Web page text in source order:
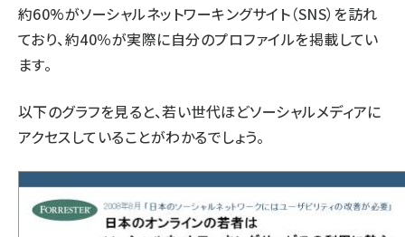
約60%がソーシャルネットワーキングサイト（SNS）を訪れ
ており、約40％が実際に自分のプロファイルを掲載してい
ます。
以下のグラフを見ると、若い世代ほどソーシャルメディアに
アクセスしていることがわかるでしょう。